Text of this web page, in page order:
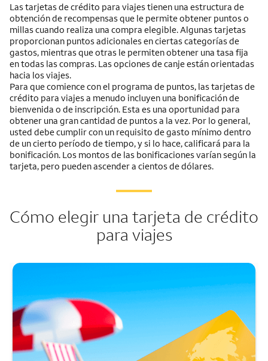
Las tarjetas de crédito para viajes tienen una estructura de
obtención de recompensas que le permite obtener puntos o
millas cuando realiza una compra elegible. Algunas tarjetas
proporcionan puntos adicionales en ciertas categorías de
gastos, mientras que otras le permiten obtener una tasa fija
en todas las compras. Las opciones de canje están orientadas
hacia los viajes.
Para que comience con el programa de puntos, las tarjetas de
crédito para viajes a menudo incluyen una bonificación de
bienvenida o de inscripción. Esta es una oportunidad para
obtener una gran cantidad de puntos a la vez. Por lo general,
usted debe cumplir con un requisito de gasto mínimo dentro
de un cierto período de tiempo, y si lo hace, calificará para la
bonificación. Los montos de las bonificaciones varían según la
tarjeta, pero pueden ascender a cientos de dólares.
Cómo elegir una tarjeta de crédito
para viajes